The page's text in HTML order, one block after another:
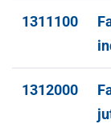
1311100
1312000